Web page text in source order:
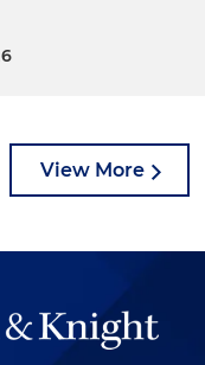
View More